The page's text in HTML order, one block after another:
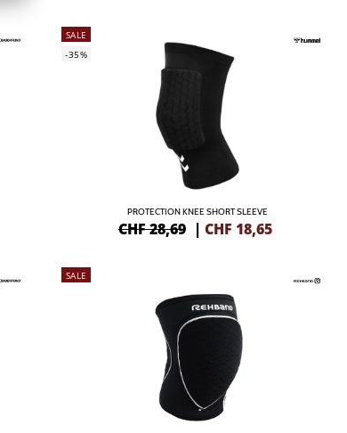
SALE
-35%
PROTECTION KNEE SHORT SLEEVE
CHF 28,69 | CHF 18,65
SALE